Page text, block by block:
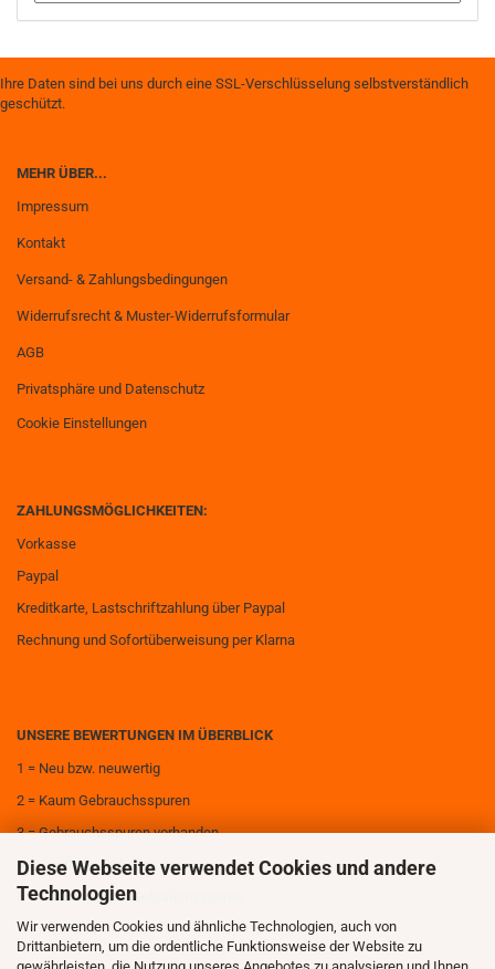
Diese Webseite verwendet Cookies und andere
Technologien
Wir verwenden Cookies und ähnliche Technologien, auch von
Drittanbietern, um die ordentliche Funktionsweise der Website zu
Ihre Daten sind bei uns durch eine SSL-Verschlüsselung selbstverständlich
geschützt.
MEHR ÜBER...
Impressum
Kontakt
Versand- & Zahlungsbedingungen
Widerrufsrecht & Muster-Widerrufsformular
AGB
Privatsphäre und Datenschutz
Cookie Einstellungen
ZAHLUNGSMÖGLICHKEITEN:
Vorkasse
Paypal
Kreditkarte, Lastschriftzahlung über Paypal
Rechnung und Sofortüberweisung per Klarna
UNSERE BEWERTUNGEN IM ÜBERBLICK
1 = Neu bzw. neuwertig
2 = Kaum Gebrauchsspuren
3 = Gebrauchsspuren vorhanden
4 = Deutliche Gebrauchsspuren
5 = Sehr deutliche Gebrauchsspuren
6 = Zerstört